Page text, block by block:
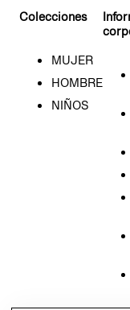
Colecciones
MUJER
HOMBRE
NIÑOS